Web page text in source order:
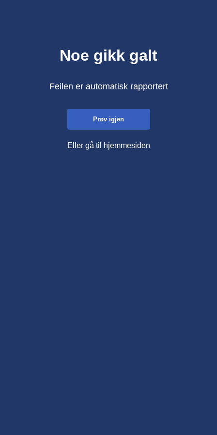
Noe gikk galt
Feilen er automatisk rapportert
Prøv igjen
Eller gå til hjemmesiden